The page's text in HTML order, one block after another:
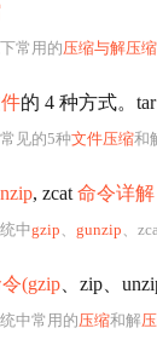
常用的压缩与解压
的 4 种方式。tar
见的5种文件压缩和
, zcat 命令详解
中gzip、 gunzip、
(gzip 、zip、
中常用的压缩和解